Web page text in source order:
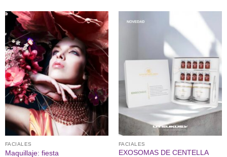
FACIALES
Maquillaje: fiesta
FACIALES
EXOSOMAS DE CENTELLA